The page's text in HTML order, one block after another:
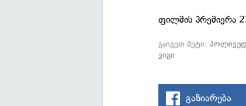
ფილმის პრემიერა
გაიგეთ მეტი:
ვიგი
გაზიარება